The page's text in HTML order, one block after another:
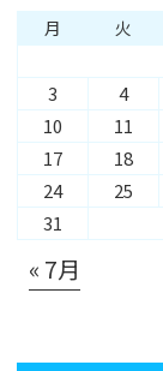
月 火
3
4
10
11
17
18
24
25
31
« 7月